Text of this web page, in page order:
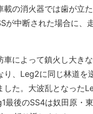
載の消火器では歯が立
が中断された場合に、
によって鎮火し大き
、Leg2に同じ林道を
した。大波乱となった
最後のSS4は奴田原・